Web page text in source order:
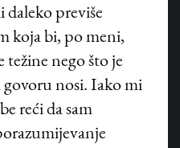
daleko previše
koja bi, po meni,
nego što je
nosi. Iako mi
reći da sam